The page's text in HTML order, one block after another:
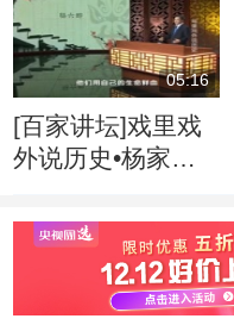
05:16
[百家讲坛]戏里戏
外说历史•杨家将